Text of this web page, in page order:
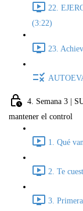
22.
(3:22)
23.
4. Semana 3 |
mantener el control
1. Qué
2. Te
3.